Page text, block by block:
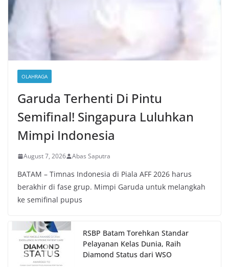
OLAHRAGA
Garuda Terhenti Di Pintu
Semifinal! Singapura Luluhkan
Mimpi Indonesia
August 7, 2026 Abas Saputra
BATAM – Timnas Indonesia di Piala AFF 2026 harus
berakhir di fase grup. Mimpi Garuda untuk melangkah
ke semifinal pupus
RSBP Batam Torehkan Standar
Pelayanan Kelas Dunia, Raih
Diamond Status dari WSO